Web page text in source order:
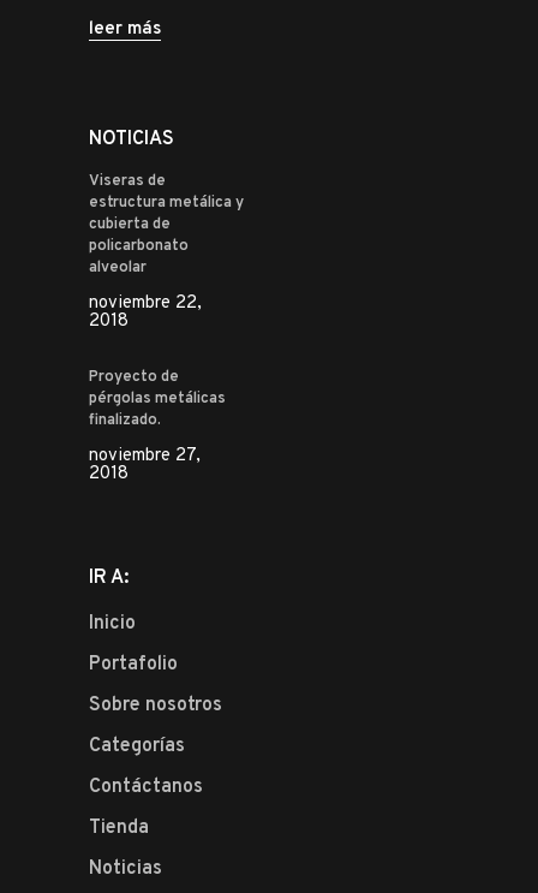
leer más
NOTICIAS
noviembre 22,
2018
Viseras de
estructura metálica y
cubierta de
policarbonato
alveolar
noviembre 27,
2018
Proyecto de
pérgolas metálicas
finalizado.
IR A:
Inicio
Portafolio
Sobre nosotros
Categorías
Contáctanos
Tienda
Noticias